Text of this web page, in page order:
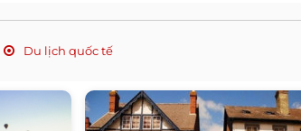
Du lịch quốc tế